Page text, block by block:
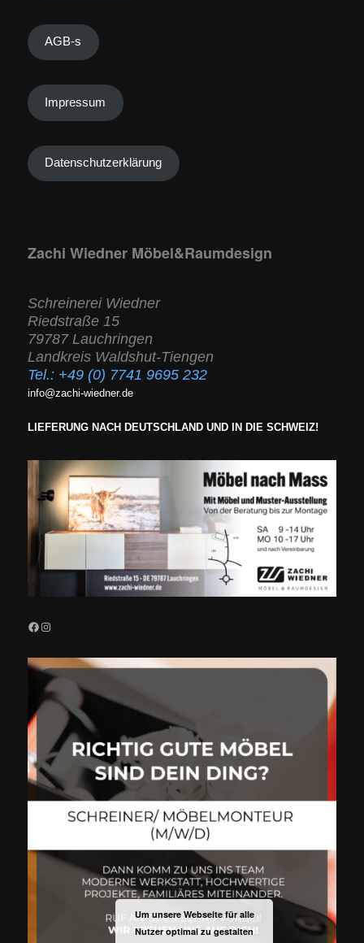
AGB-s
Impressum
Datenschutzerklärung
Zachi Wiedner Möbel&Raumdesign
Schreinerei Wiedner
Riedstraße 15
79787 Lauchringen
Landkreis Waldshut-Tiengen
Tel.: +49 (0) 7741 9695 232
info@zachi-wiedner.de
LIEFERUNG NACH DEUTSCHLAND UND IN DIE SCHWEIZ!
Facebook
Instagram
Um unsere Webseite für alle
Nutzer optimal zu gestalten